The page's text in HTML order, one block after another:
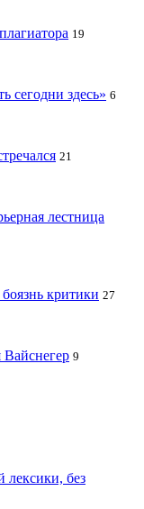
19
сегодни здесь» 6
21
лестница
критики 27
9
лексики, без